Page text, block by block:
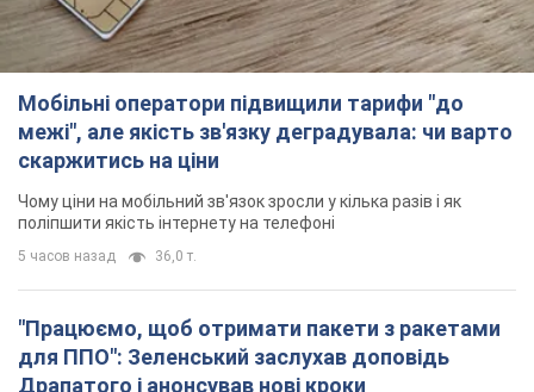
Мобільні оператори підвищили тарифи "до
межі", але якість зв'язку деградувала: чи варто
скаржитись на ціни
Чому ціни на мобільний зв'язок зросли у кілька разів і як
поліпшити якість інтернету на телефоні
5 часов назад 36,0 т.
"Працюємо, щоб отримати пакети з ракетами
для ППО": Зеленський заслухав доповідь
Драпатого і анонсував нові кроки